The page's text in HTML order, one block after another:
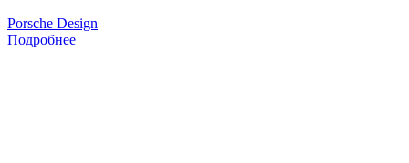
Porsche Design
Подробнее